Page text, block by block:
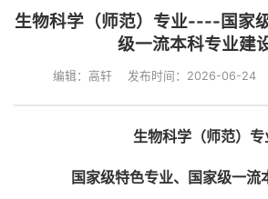
生物科学（师范）专业----国家
级一流本科专业建
编辑：高轩 发布时间：2026-06-24
生物科学（师范）专
国家级特色专业、国家级一流